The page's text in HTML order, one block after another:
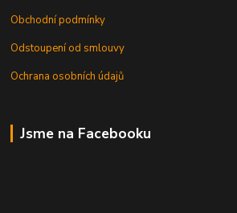
Obchodní podmínky
Odstoupení od smlouvy
Ochrana osobních údajů
Jsme na Facebooku